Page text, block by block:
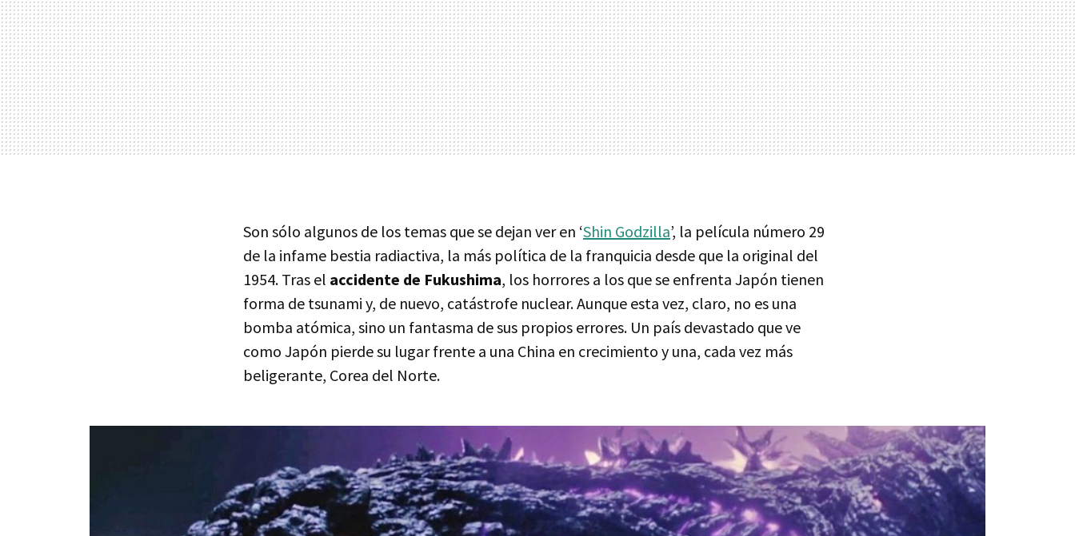
Son sólo algunos de los temas que se dejan ver en ‘Shin Godzilla’, la película número 29
de la infame bestia radiactiva, la más política de la franquicia desde que la original del
1954. Tras el accidente de Fukushima, los horrores a los que se enfrenta Japón tienen
forma de tsunami y, de nuevo, catástrofe nuclear. Aunque esta vez, claro, no es una
bomba atómica, sino un fantasma de sus propios errores. Un país devastado que ve
como Japón pierde su lugar frente a una China en crecimiento y una, cada vez más
beligerante, Corea del Norte.